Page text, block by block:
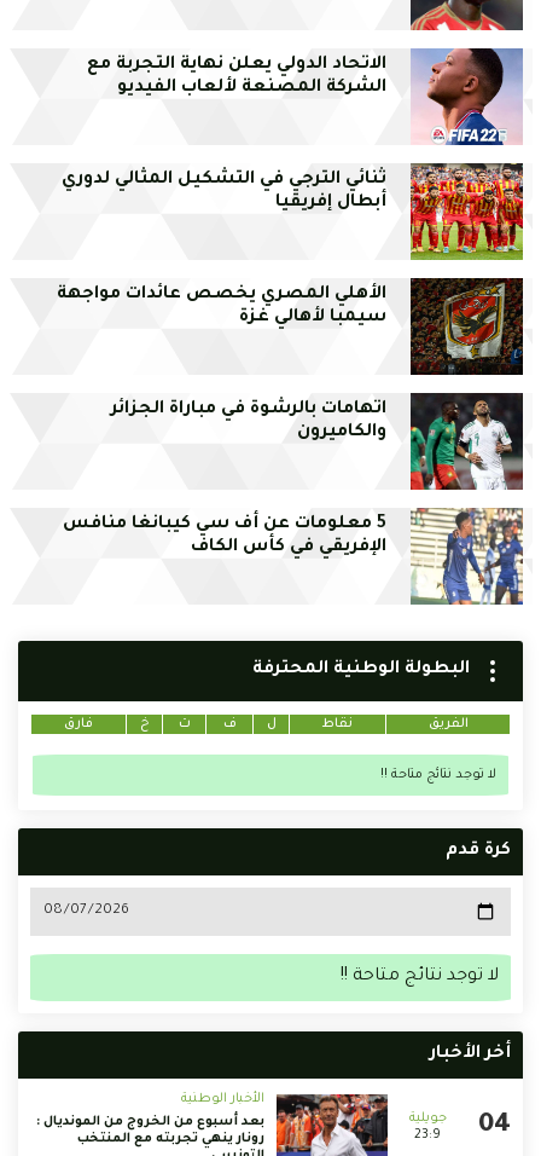
الاتحاد الدولي يعلن نهاية التجربة مع
الشركة المصنعة لألعاب الفيديو
ثنائي الترجي في التشكيل المثالي لدوري
أبطال إفريقيا
الأهلي المصري يخصص عائدات مواجهة
سيمبا لأهالي غزة
اتهامات بالرشوة في مباراة الجزائر
والكاميرون
5 معلومات عن أف سي كيبانغا منافس
الإفريقي في كأس الكاف
البطولة الوطنية المحترفة
الفريق نقاط ل ف ت خ فارق
لا توجد نتائج متاحة !!
كرة قدم
لا توجد نتائج متاحة !!
أخر الأخبار
23:9
الأخبار الوطنية
بعد أسبوع من الخروج من المونديال :
رونار ينهي تجربته مع المنتخب